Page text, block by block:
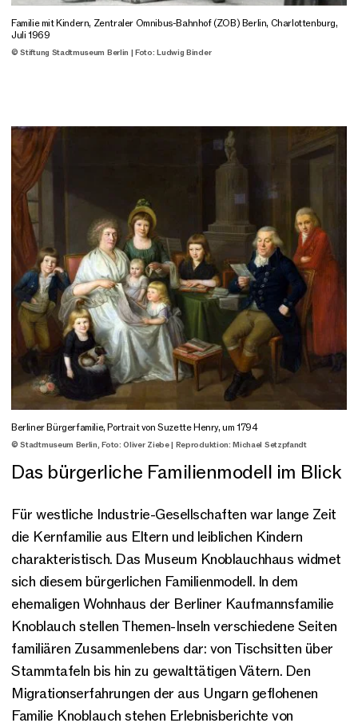
Familie mit Kindern, Zentraler Omnibus-Bahnhof (ZOB) Berlin, Charlottenburg,
Juli 1969
© Stiftung Stadtmuseum Berlin | Foto: Ludwig Binder
Berliner Bürgerfamilie, Portrait von Suzette Henry, um 1794
© Stadtmuseum Berlin, Foto: Oliver Ziebe | Reproduktion: Michael Setzpfandt
Das bürgerliche Familienmodell im Blick
Für westliche Industrie-Gesellschaften war lange Zeit
die Kernfamilie aus Eltern und leiblichen Kindern
charakteristisch. Das Museum Knoblauchhaus widmet
sich diesem bürgerlichen Familienmodell. In dem
ehemaligen Wohnhaus der Berliner Kaufmannsfamilie
Knoblauch stellen Themen-Inseln verschiedene Seiten
familiären Zusammenlebens dar: von Tischsitten über
Stammtafeln bis hin zu gewalttätigen Vätern. Den
Migrationserfahrungen der aus Ungarn geflohenen
Familie Knoblauch stehen Erlebnisberichte von